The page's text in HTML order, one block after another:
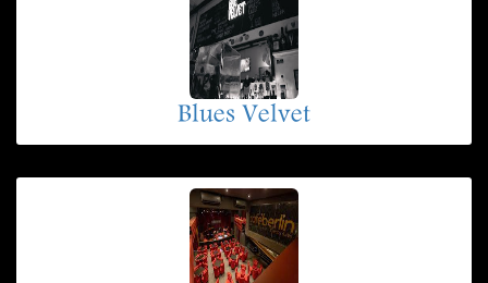
Blues Velvet